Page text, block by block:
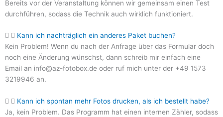
Bereits vor der Veranstaltung können wir gemeinsam einen Test
durchführen, sodass die Technik auch wirklich funktioniert.
Kann ich nachträglich ein anderes Paket buchen?
Kein Problem! Wenn du nach der Anfrage über das Formular doch
noch eine Änderung wünschst, dann schreib mir einfach eine
Email an info@az-fotobox.de oder ruf mich unter der +49 1573
3219946 an.
Kann ich spontan mehr Fotos drucken, als ich bestellt habe?
Ja, kein Problem. Das Programm hat einen internen Zähler, sodass